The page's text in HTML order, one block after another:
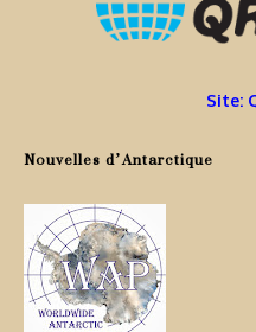
Site:
Nouvelles d’Antarctique